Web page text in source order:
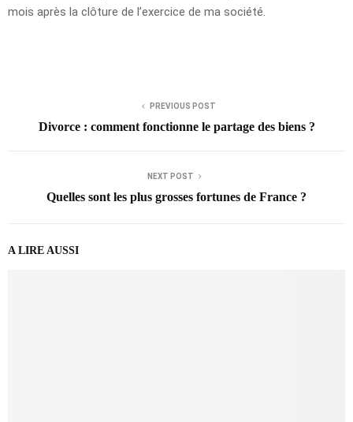
mois après la clôture de l’exercice de ma société.
PREVIOUS POST
Divorce : comment fonctionne le partage des biens ?
NEXT POST
Quelles sont les plus grosses fortunes de France ?
A LIRE AUSSI